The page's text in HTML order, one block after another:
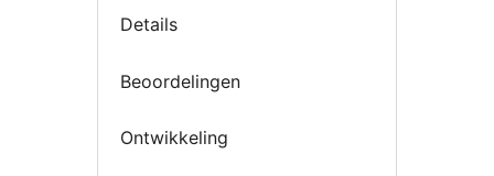
Details
Beoordelingen
Ontwikkeling